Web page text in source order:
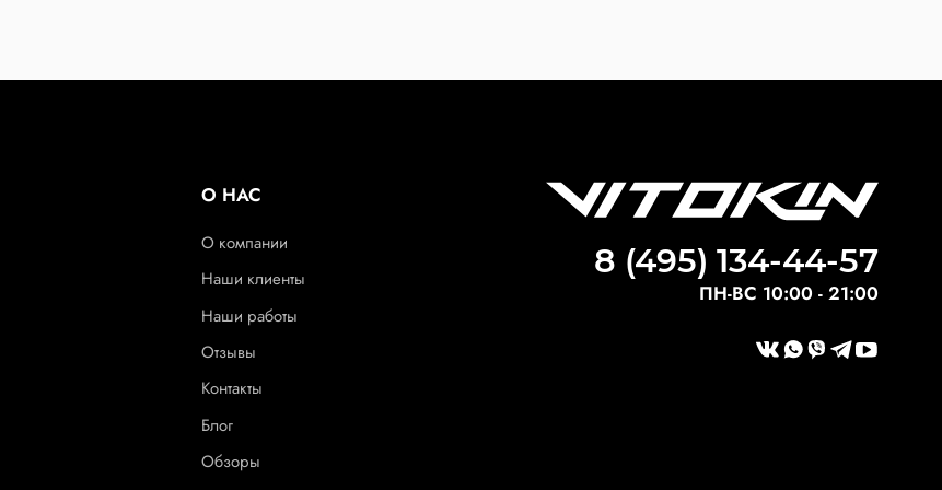
О НАС
О компании
Наши клиенты
Наши работы
Отзывы
Контакты
Блог
Обзоры
8 (495) 134-44-57
ПН-ВС 10:00 - 21:00